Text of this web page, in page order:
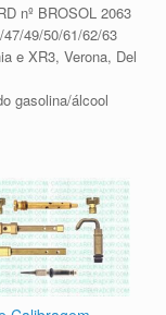
nº BROSOL 2063
49/50/61/62/63
e XR3, Verona, Del
gasolina/álcool